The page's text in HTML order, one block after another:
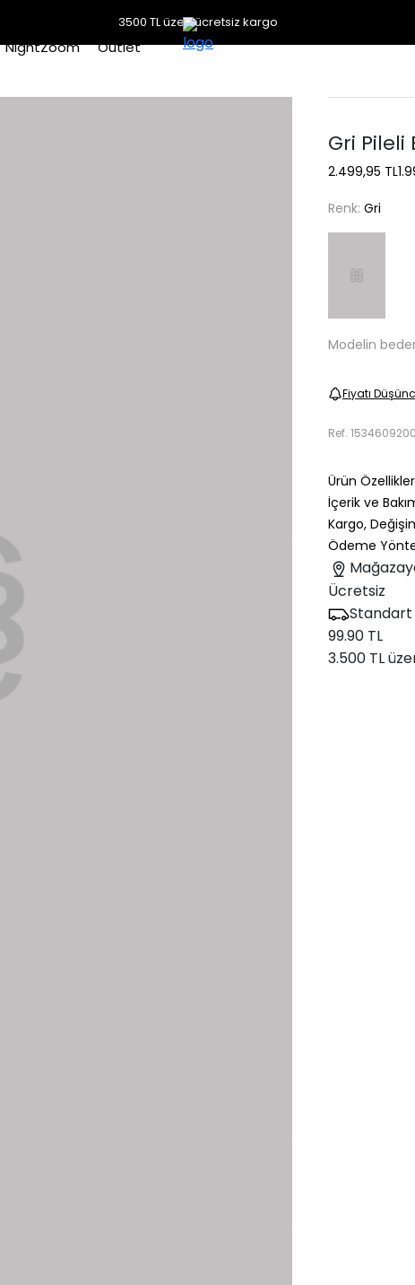
3500 TL üzeri ücretsiz kargo
NightZoom Outlet
Gri Pileli
2.499,95 TL
Renk: Gri
Modelin
Fiyatı
Ref.
Ürün
İçerik ve
Kargo,
Ödeme
Ücretsiz
Standart
99.90 TL
3.500 TL